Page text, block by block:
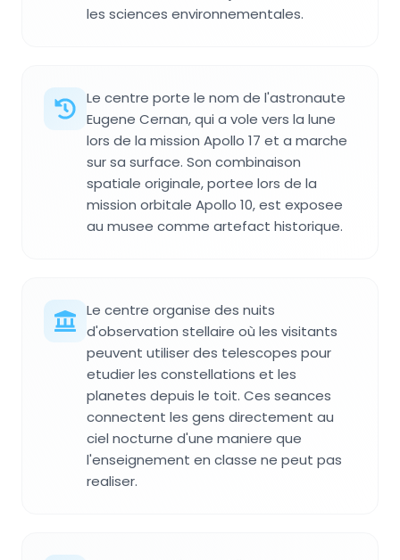
les sciences environnementales.
Le centre porte le nom de l'astronaute
Eugene Cernan, qui a vole vers la lune
lors de la mission Apollo 17 et a marche
sur sa surface. Son combinaison
spatiale originale, portee lors de la
mission orbitale Apollo 10, est exposee
au musee comme artefact historique.
Le centre organise des nuits
d'observation stellaire où les visitants
peuvent utiliser des telescopes pour
etudier les constellations et les
planetes depuis le toit. Ces seances
connectent les gens directement au
ciel nocturne d'une maniere que
l'enseignement en classe ne peut pas
realiser.